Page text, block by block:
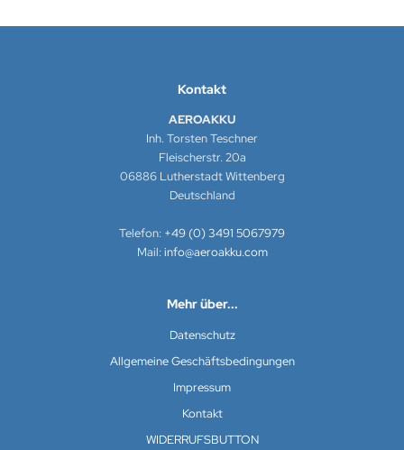
Kontakt
AEROAKKU
Inh. Torsten Teschner
Fleischerstr. 20a
06886 Lutherstadt Wittenberg
Deutschland
Telefon: +49 (0) 3491 5067979
Mail:info@aeroakku.com
Mehr über...
Datenschutz
Allgemeine Geschäftsbedingungen
Impressum
Kontakt
WIDERRUFSBUTTON